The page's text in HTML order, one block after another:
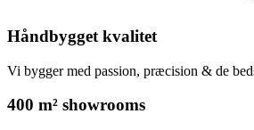
Håndbygget kvalitet
Vi bygger med passion, præcision & de
400 m² showrooms